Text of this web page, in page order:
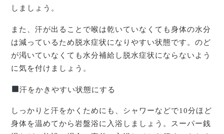
しましょう。
また、汗が出ることで喉は乾いていなくても身体の水分
は減っているため脱水症状になりやすい状態です。のど
が渇いていなくても水分補給し脱水症状にならないよう
に気を付けましょう。
汗をかきやすい状態にする
しっかりと汗をかくためにも、シャワーなどで10分ほど
身体を温めてから岩盤浴に入浴しましょう。スーパー銭